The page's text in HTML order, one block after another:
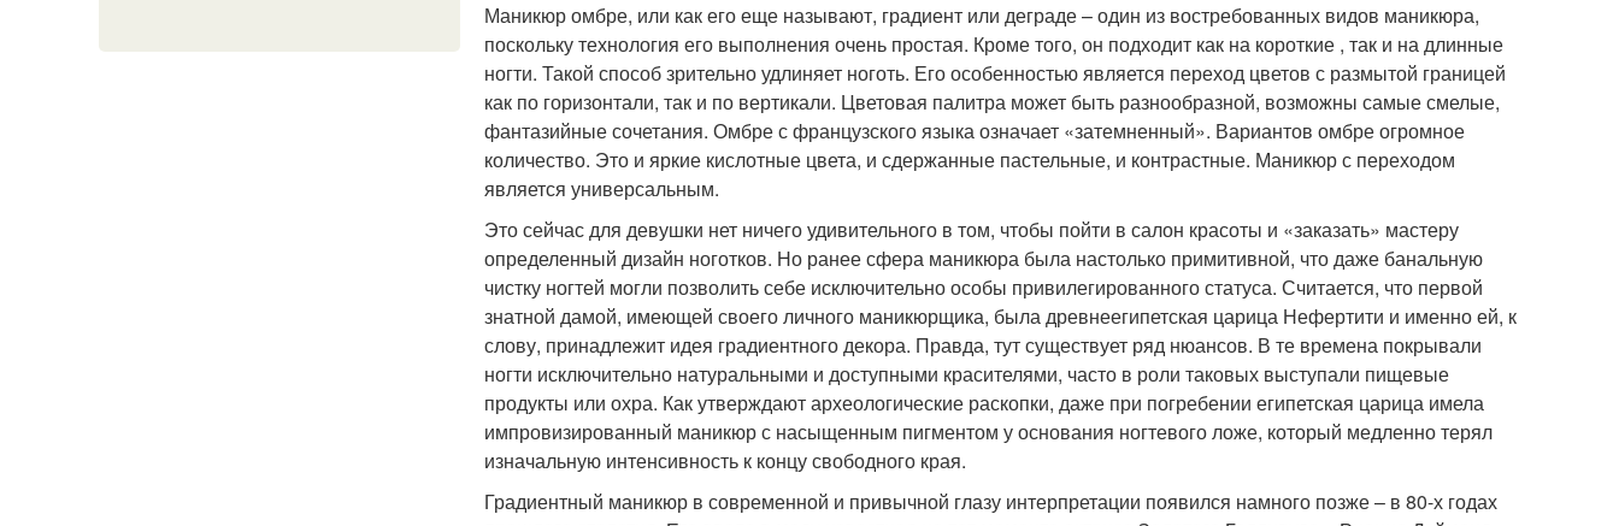
Маникюр омбре, или как его еще называют, градиент или деграде – один из востребованных видов маникюра,
поскольку технология его выполнения очень простая. Кроме того, он подходит как на короткие , так и на длинные
ногти. Такой способ зрительно удлиняет ноготь. Его особенностью является переход цветов с размытой границей
как по горизонтали, так и по вертикали. Цветовая палитра может быть разнообразной, возможны самые смелые,
фантазийные сочетания. Омбре с французского языка означает «затемненный». Вариантов омбре огромное
количество. Это и яркие кислотные цвета, и сдержанные пастельные, и контрастные. Маникюр с переходом
является универсальным.
Это сейчас для девушки нет ничего удивительного в том, чтобы пойти в салон красоты и «заказать» мастеру
определенный дизайн ноготков. Но ранее сфера маникюра была настолько примитивной, что даже банальную
чистку ногтей могли позволить себе исключительно особы привилегированного статуса. Считается, что первой
знатной дамой, имеющей своего личного маникюрщика, была древнеегипетская царица Нефертити и именно ей, к
слову, принадлежит идея градиентного декора. Правда, тут существует ряд нюансов. В те времена покрывали
ногти исключительно натуральными и доступными красителями, часто в роли таковых выступали пищевые
продукты или охра. Как утверждают археологические раскопки, даже при погребении египетская царица имела
импровизированный маникюр с насыщенным пигментом у основания ногтевого ложе, который медленно терял
изначальную интенсивность к концу свободного края.
Градиентный маникюр в современной и привычной глазу интерпретации появился намного позже – в 80-х годах